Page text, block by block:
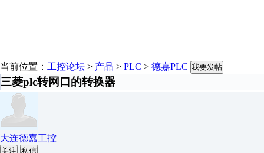
当前位置： 工控论坛 > 产品 > PLC > 德嘉PLC 我要发帖
三菱plc转网口的转换器
大连德嘉工控
关注 私信